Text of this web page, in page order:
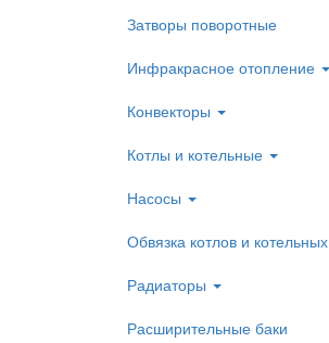
Затворы поворотные
Инфракрасное отопление
Конвекторы
Котлы и котельные
Насосы
Обвязка котлов и котельных
Радиаторы
Расширительные баки